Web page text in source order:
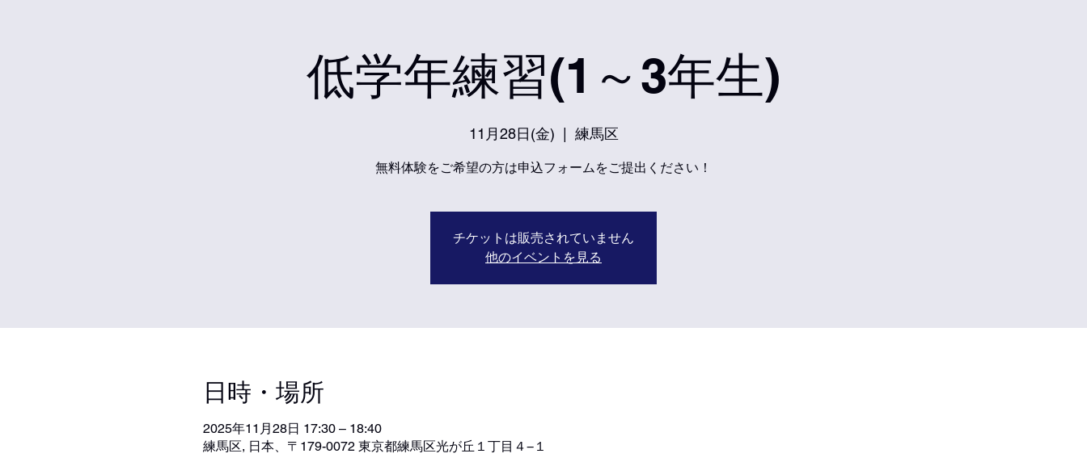
低学年練習(1～3年生)
11月28日(金) 練馬区
無料体験をご希望の方は申込フォームをご提出ください！
チケットは販売されていません
他のイベントを見る
日時・場所
2025年11月28日 17:30 – 18:40
練馬区, 日本、〒179-0072 東京都練馬区光が丘１丁目４−１